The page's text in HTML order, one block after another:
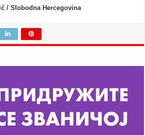
/ Slobodna Hercegovina